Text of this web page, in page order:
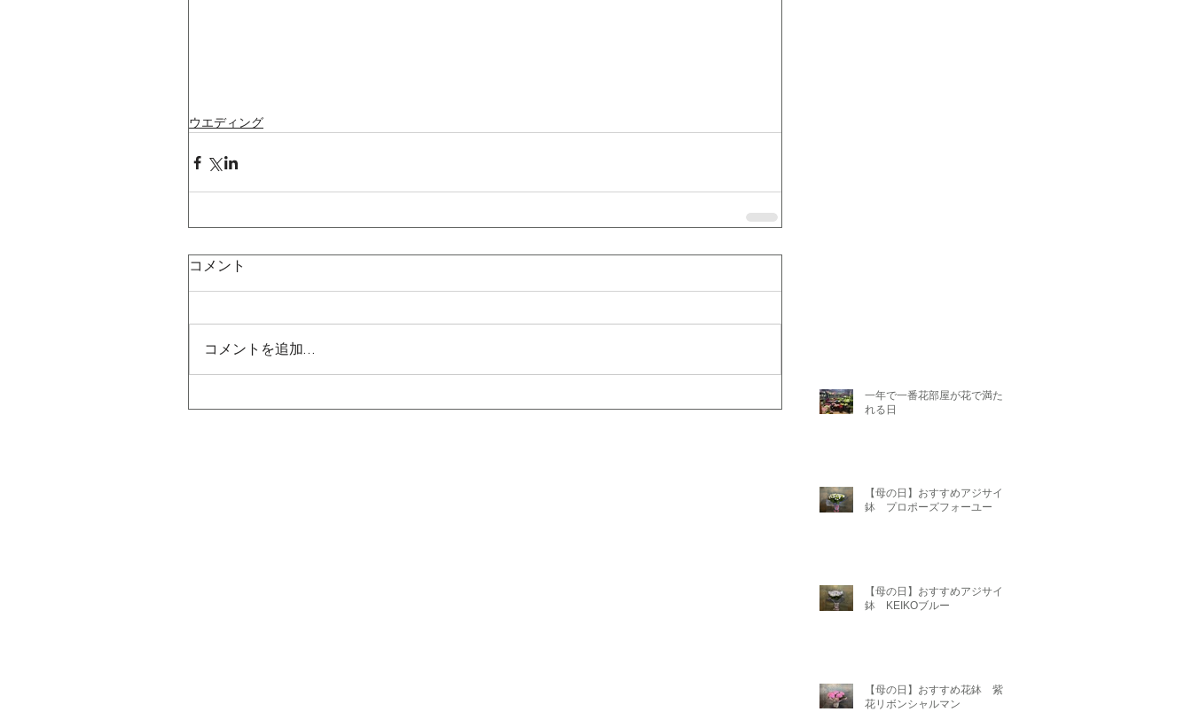
ウエディング
コメント
コメントを追加…
一年で一番花部屋が花で満たさ
れる日
【母の日】おすすめアジサイ
鉢 プロポーズフォーユー
【母の日】おすすめアジサイ
鉢 KEIKOブルー
【母の日】おすすめ花鉢 紫陽
花リボンシャルマン